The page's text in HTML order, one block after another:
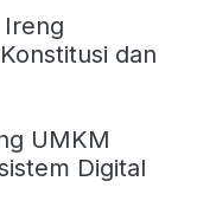
Ireng
dan
UMKM
Digital